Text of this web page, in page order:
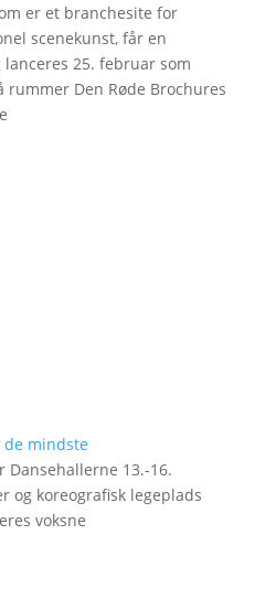
er et branchesite for
scenekunst, får en
25. februar som
rummer Den Røde Brochures
mindste
Dansehallerne 13.-16.
og koreografisk legeplads
voksne